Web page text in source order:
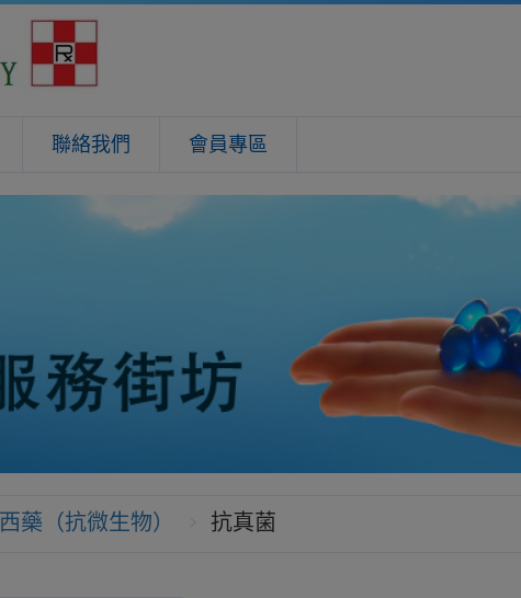
聯絡我們 會員專區
西藥（抗微生物） 抗真菌